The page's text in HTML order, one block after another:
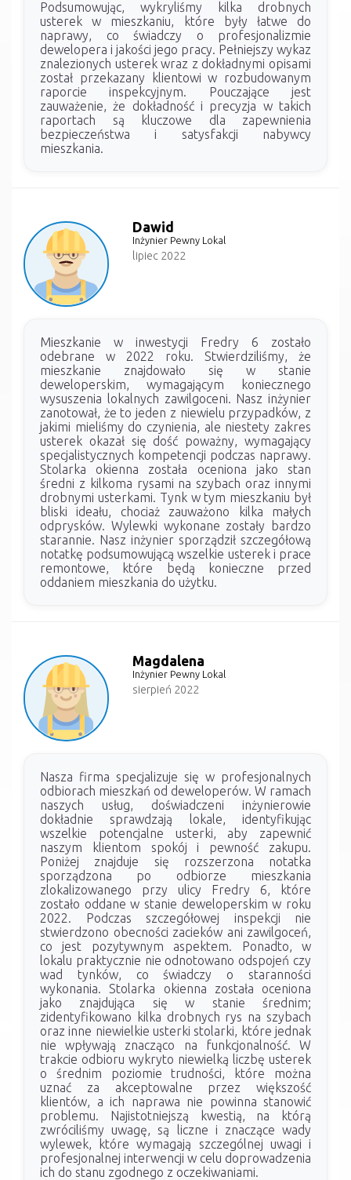
Podsumowując, wykryliśmy kilka drobnych
usterek w mieszkaniu, które były łatwe do
naprawy, co świadczy o profesjonalizmie
dewelopera i jakości jego pracy. Pełniejszy wykaz
znalezionych usterek wraz z dokładnymi opisami
został przekazany klientowi w rozbudowanym
raporcie inspekcyjnym. Pouczające jest
zauważenie, że dokładność i precyzja w takich
raportach są kluczowe dla zapewnienia
bezpieczeństwa i satysfakcji nabywcy
mieszkania.
Dawid
Inżynier Pewny Lokal
lipiec 2022
Mieszkanie w inwestycji Fredry 6 zostało
odebrane w 2022 roku. Stwierdziliśmy, że
mieszkanie znajdowało się w stanie
deweloperskim, wymagającym koniecznego
wysuszenia lokalnych zawilgoceni. Nasz inżynier
zanotował, że to jeden z niewielu przypadków, z
jakimi mieliśmy do czynienia, ale niestety zakres
usterek okazał się dość poważny, wymagający
specjalistycznych kompetencji podczas naprawy.
Stolarka okienna została oceniona jako stan
średni z kilkoma rysami na szybach oraz innymi
drobnymi usterkami. Tynk w tym mieszkaniu był
bliski ideału, chociaż zauważono kilka małych
odprysków. Wylewki wykonane zostały bardzo
starannie. Nasz inżynier sporządził szczegółową
notatkę podsumowującą wszelkie usterek i prace
remontowe, które będą konieczne przed
oddaniem mieszkania do użytku.
Magdalena
Inżynier Pewny Lokal
sierpień 2022
Nasza firma specjalizuje się w profesjonalnych
odbiorach mieszkań od deweloperów. W ramach
naszych usług, doświadczeni inżynierowie
dokładnie sprawdzają lokale, identyfikując
wszelkie potencjalne usterki, aby zapewnić
naszym klientom spokój i pewność zakupu.
Poniżej znajduje się rozszerzona notatka
sporządzona po odbiorze mieszkania
zlokalizowanego przy ulicy Fredry 6, które
zostało oddane w stanie deweloperskim w roku
2022. Podczas szczegółowej inspekcji nie
stwierdzono obecności zacieków ani zawilgoceń,
co jest pozytywnym aspektem. Ponadto, w
lokalu praktycznie nie odnotowano odspojeń czy
wad tynków, co świadczy o staranności
wykonania. Stolarka okienna została oceniona
jako znajdująca się w stanie średnim;
zidentyfikowano kilka drobnych rys na szybach
oraz inne niewielkie usterki stolarki, które jednak
nie wpływają znacząco na funkcjonalność. W
trakcie odbioru wykryto niewielką liczbę usterek
o średnim poziomie trudności, które można
uznać za akceptowalne przez większość
klientów, a ich naprawa nie powinna stanowić
problemu. Najistotniejszą kwestią, na którą
zwróciliśmy uwagę, są liczne i znaczące wady
wylewek, które wymagają szczególnej uwagi i
profesjonalnej interwencji w celu doprowadzenia
ich do stanu zgodnego z oczekiwaniami.